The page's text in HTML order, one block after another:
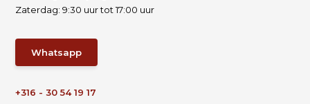
Zaterdag: 9:30 uur tot 17:00 uur
Whatsapp
+316 - 30 54 19 17